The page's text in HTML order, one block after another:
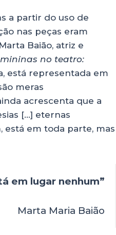
a partir do uso de
nas peças eram
Baião, atriz e
no teatro:
está representada em
meras
acrescenta que a
[…] eternas
está em toda parte, mas
em lugar nenhum”
Marta Maria Baião